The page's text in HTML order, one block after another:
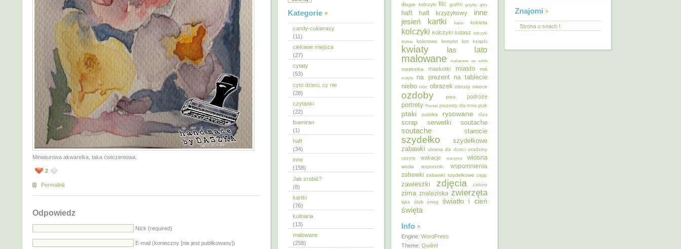
Miniaturowa akwarelka, taka ćwiczeniowa.
2
Permalink
Odpowiedz
Nick (required)
E-mail (konieczny [nie jest publikowany])
Kategorie
candy-cukierasy
(11)
ciekawe miejsca
(27)
cytaty
(53)
cyto dzieci, cy nie
(28)
czytanki
(22)
foamiran
(1)
haft
(34)
inne
(158)
Jak zrobić?
(8)
kartki
(76)
kulinaria
(13)
malowane
(258)
długie kolczyki filc graffiti grzyby góry
haft haft krzyżykowy inne
jesień kartki kawa kobieta
kolczyki kolczyki sutasz kolczyki
ślubne
kolorowo komplet kot książki
kwiaty las lato
malowane malowane na szkle
maskotka maskotki miasto miś
motyle na prezent na tablecie
niebo noc obrazek obrusy owoce
ozdoby pies podróże
portrety Poznań prezenty dla mnie ptak
ptaki pudełka rysowane róża
scrap serwetki soutache
soutache starocie
szydełko
szydełkowe
zabawki ubrania dla dzieci urodziny
uszyte wakacje warzywa wiosna
woda wspominki
wspomnienia
zabawki zabawki szydełkowe zając
zawieszki zdjęcia zielone
zima znaleziska zwierzęta
łąka ślub śnieg światło i cień
święta
Info
Engine: WordPress
Theme: Qwilm!
Znajomi
Strona o snach !